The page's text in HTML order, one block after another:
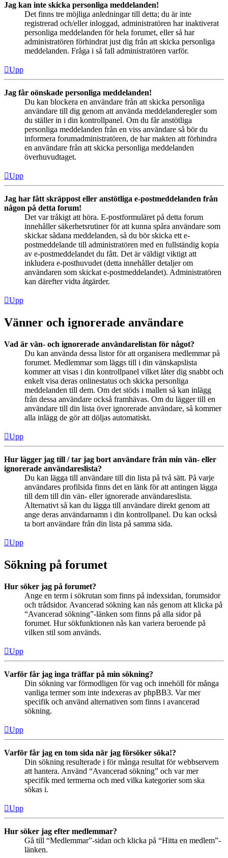
Jag kan inte skicka personliga meddelanden!
Det finns tre möjliga anledningar till detta; du är inte
registrerad och/eller inloggad, administratören har inaktiverat
personliga meddelanden för hela forumet, eller så har
administratören förhindrat just dig från att skicka personliga
meddelanden. Fråga i så fall administratören varför.
Upp
Jag får oönskade personliga meddelanden!
Du kan blockera en användare från att skicka personliga
användare till dig genom att använda meddelanderegler som
du ställer in i din kontrollpanel. Om du får anstötliga
personliga meddelanden från en viss användare så bör du
informera forumadministratören, de har makten att förhindra
en användare från att skicka personliga meddelanden
överhuvudtaget.
Upp
Jag har fått skräppost eller anstötliga e-postmeddelanden från
någon på detta forum!
Det var tråkigt att höra. E-postformuläret på detta forum
innehåller säkerhetsrutiner för att kunna spåra användare som
skickar sådana meddelanden, så du bör skicka ett e-
postmeddelande till administratören med en fullständig kopia
av e-postmeddelandet du fått. Det är väldigt viktigt att
inkludera e-posthuvudet (detta innehåller detaljer om
användaren som skickat e-postmeddelandet). Administratören
kan därefter vidta åtgärder.
Upp
Vänner och ignorerade användare
Vad är vän- och ignorerade användarelistan för något?
Du kan använda dessa listor för att organisera medlemmar på
forumet. Medlemmar som läggs till i din vänskapslista
kommer att visas i din kontrollpanel vilket låter dig snabbt och
enkelt visa deras onlinestatus och skicka personliga
meddelanden till dem. Om det stöds i mallen så kan inlägg
från dessa användare också framhävas. Om du lägger till en
användare till din lista över ignorerade användare, så kommer
alla inlägg de gör att döljas automatiskt.
Upp
Hur lägger jag till / tar jag bort användare från min vän- eller
ignorerade användareslista?
Du kan lägga till användare till din lista på två sätt. På varje
användares profilsida finns det en länk för att antingen lägga
till dem till din vän- eller ignorerade användareslista.
Alternativt så kan du lägga till användare direkt genom att
ange deras användarnamn i din kontrollpanel. Du kan också
ta bort användare från din lista på samma sida.
Upp
Sökning på forumet
Hur söker jag på forumet?
Ange en term i sökrutan som finns på indexsidan, forumsidor
och trådsidor. Avancerad sökning kan nås genom att klicka på
“Avancerad sökning”-länken som finns på alla sidor på
forumet. Hur sökfunktionen nås kan variera beroende på
vilken stil som används.
Upp
Varför får jag inga träffar på min sökning?
Din sökning var förmodligen för vag och innehöll för många
vanliga termer som inte indexeras av phpBB3. Var mer
specifik och använd alternativen som finns i avancerad
sökning.
Upp
Varför får jag en tom sida när jag försöker söka!?
Din sökning resulterade i för många resultat för webbservern
att hantera. Använd “Avancerad sökning” och var mer
specifik med termerna och med vilka kategorier som ska
sökas i.
Upp
Hur söker jag efter medlemmar?
Gå till “Medlemmar”-sidan och klicka på “Hitta en medlem”-
länken.